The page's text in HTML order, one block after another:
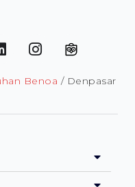
Benoa / Denpasar